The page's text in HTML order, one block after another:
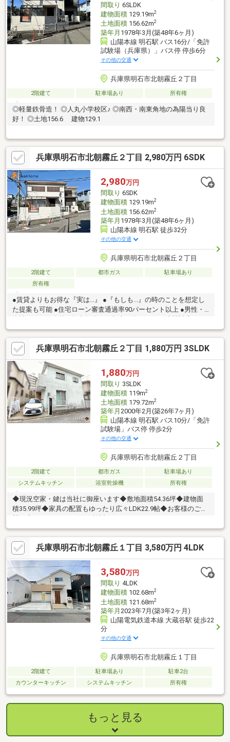
間取り 6SLDK
建物面積129.19m2
土地面積156.62m2
築年月 1978年3月(築48年6ヶ月)
山陽本線 明石駅 バス16分/「免許
試験場（兵庫県）」バス停 停歩6分
その他の交通
兵庫県明石市北朝霧丘２丁目
2階建て 駐車場あり 所有権
◎軽量鉄骨造！ ◎人丸小学校区♪ ◎南西・南東角地の為陽当り良
好！ ◎土地156.6 建物129.1
兵庫県明石市北朝霧丘２丁目 2,980万円 6SDK
2,980万円
間取り 6SDK
建物面積129.19m2
土地面積156.62m2
築年月 1978年3月(築48年6ヶ月)
山陽本線 明石駅 徒歩32分
その他の交通
兵庫県明石市北朝霧丘２丁目
2階建て 都市ガス
駐車場あり
所有権
●賃貸よりもお得な『実は...』 ●『もしも...』の時のことを想定し
た提案も可能 ●住宅ローン審査通過率90パーセント以上 ●男性・
兵庫県明石市北朝霧丘２丁目 1,880万円 3SLDK
1,880万円
間取り 3SLDK
建物面積119m2
土地面積179.72m2
築年月 2000年2月(築26年7ヶ月)
山陽本線 明石駅 バス10分/「免許
試験場」バス停 停歩2分
その他の交通
兵庫県明石市北朝霧丘２丁目
2階建て 都市ガス
駐車場あり
システムキッチン
浴室乾燥機 所有権
◆現況空家・鍵は当社に御座います◆敷地面積54.36坪◆建物面
積35.99坪◆家具の配置もゆったり広々LDK22.9帖◆お客様のご希
兵庫県明石市北朝霧丘１丁目 3,580万円 4LDK
3,580万円
間取り 4LDK
建物面積102.68m2
土地面積121.68m2
築年月 2023年7月(築3年2ヶ月)
山陽電気鉄道本線 大蔵谷駅 徒歩22
分
その他の交通
兵庫県明石市北朝霧丘１丁目
2階建て 駐車場あり
駐車2台
カウンターキッチン
システムキッチン 所有権
もっと見る